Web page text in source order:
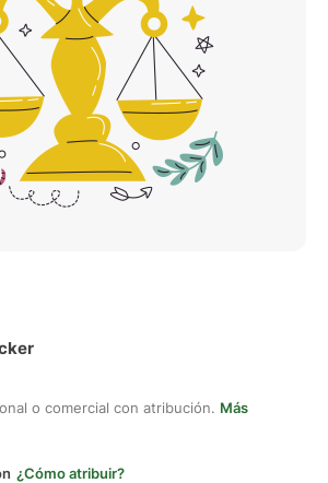
o comercial con atribución. Más
¿Cómo atribuir?